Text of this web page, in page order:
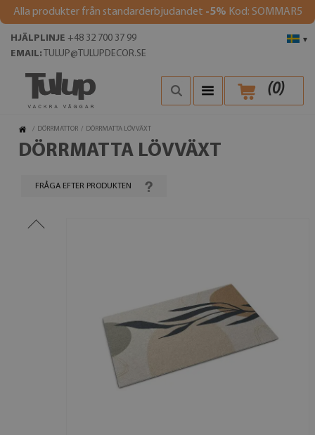
Alla produkter från standarderbjudandet -5% Kod: SOMMAR5
▾
HJÄLPLINJE +48 32 700 37 99
EMAIL: TULUP@TULUPDECOR.SE
(0)
/ DÖRRMATTOR / DÖRRMATTA LÖVVÄXT
DÖRRMATTA LÖVVÄXT
FRÅGA EFTER PRODUKTEN